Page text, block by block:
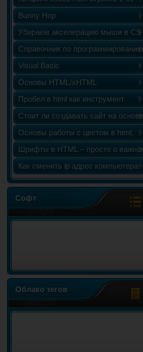
Bunny Hop
Убираем акселерацию мыши в CS
Справочник по программированию
«Сборник статей по C++ (C++
World)»
Visual Basic
Основы HTML/xHTML
Пробел в html как инструмент
форматирования
Стоит ли создавать сайт на основе
html шаблона?
Основы работы с цветом в html,
таблица и коды цветов
Шрифты в HTML – просто о
Как сменить ip адрес компьютера
Windows 7
Софт
Облако тегов